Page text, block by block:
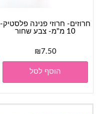
חרוזים- חרוזי פנינה פלסטיק-
10 מ"מ- צבע שחור
₪7.50
הוסף לסל